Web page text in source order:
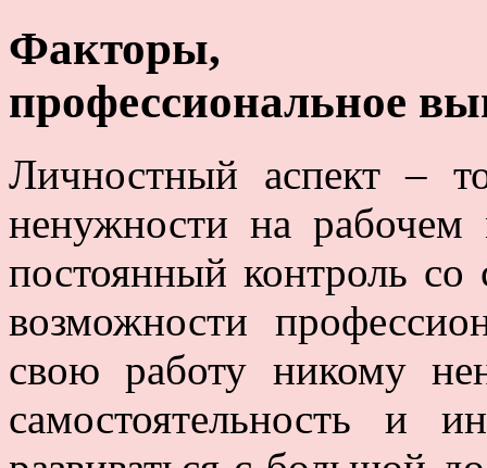
Факторы,
профессиональное
Личностный аспект –
ненужности на
постоянный контроль со
возможности
свою работу никому
самостоятельность и